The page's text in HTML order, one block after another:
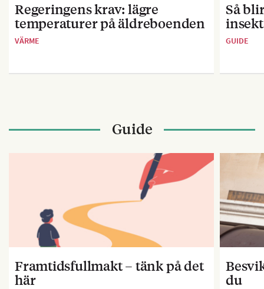
Regeringens krav: lägre
temperaturer på äldreboenden
VÄRME
Så
GUIDE
Guide
Framtidsfullmakt – tänk på det
här
du